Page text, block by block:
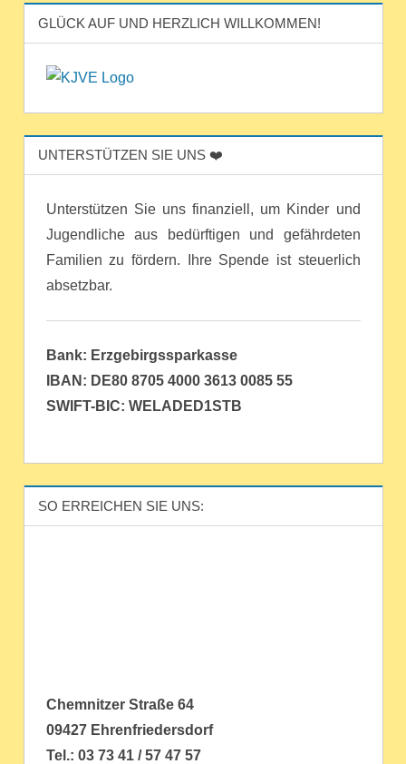
GLÜCK AUF UND HERZLICH WILLKOMMEN!
UNTERSTÜTZEN SIE UNS ❤️
Unterstützen Sie uns finanziell, um Kinder und
Jugendliche aus bedürftigen und gefährdeten
Familien zu fördern. Ihre Spende ist steuerlich
absetzbar.
Bank: Erzgebirgssparkasse
IBAN: DE80 8705 4000 3613 0085 55
SWIFT-BIC: WELADED1STB
SO ERREICHEN SIE UNS:
Chemnitzer Straße 64
09427 Ehrenfriedersdorf
Tel.: 03 73 41 / 57 47 57